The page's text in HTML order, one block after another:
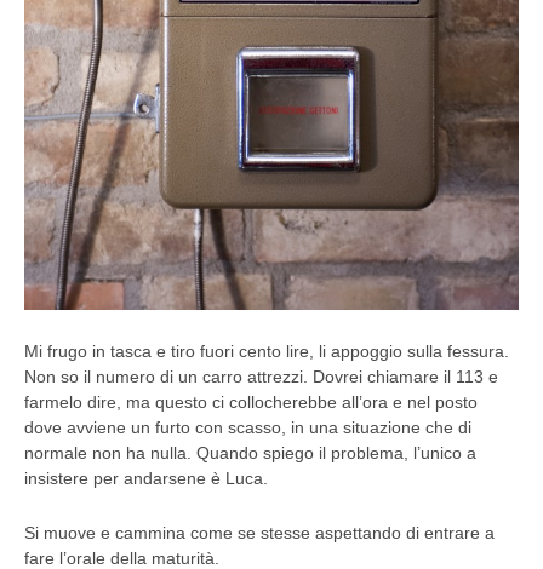
Mi frugo in tasca e tiro fuori cento lire, li appoggio sulla fessura.
Non so il numero di un carro attrezzi. Dovrei chiamare il 113 e
farmelo dire, ma questo ci collocherebbe all’ora e nel posto
dove avviene un furto con scasso, in una situazione che di
normale non ha nulla. Quando spiego il problema, l’unico a
insistere per andarsene è Luca.
Si muove e cammina come se stesse aspettando di entrare a
fare l’orale della maturità.